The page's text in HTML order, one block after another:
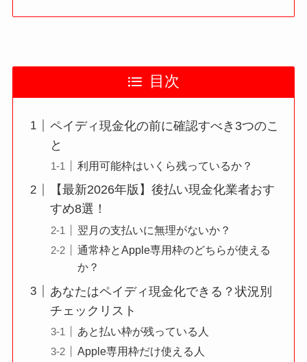
目次
ペイディ現金化の前に確認すべき3つのこ
と
利用可能枠はいくら残っているか？
【最新2026年版】後払い現金化業者おす
すめ8選！
翌月の支払いに無理がないか？
通常枠とApple専用枠のどちらが使える
か？
あなたはペイディ現金化できる？状況別
チェックリスト
あと払い枠が残っている人
Apple専用枠だけ使える人